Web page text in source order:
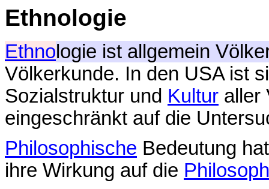
Ethnologie
Ethno logie ist allgemein
Völkerkunde. In den USA ist
Sozialstruktur und Kultur aller
eingeschränkt auf die
Philosophische Bedeutung
ihre Wirkung auf die